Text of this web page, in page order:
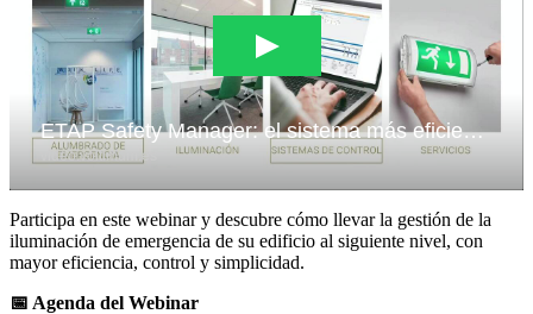
Participa en este webinar y descubre cómo llevar la gestión de la
iluminación de emergencia de su edificio al siguiente nivel, con
mayor eficiencia, control y simplicidad.
📅 Agenda del Webinar